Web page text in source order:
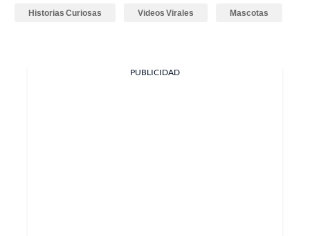
Historias Curiosas Videos Virales Mascotas
PUBLICIDAD